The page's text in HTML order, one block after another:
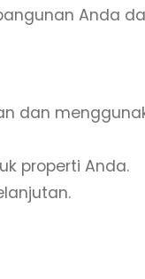
Anda
dan
properti Anda.